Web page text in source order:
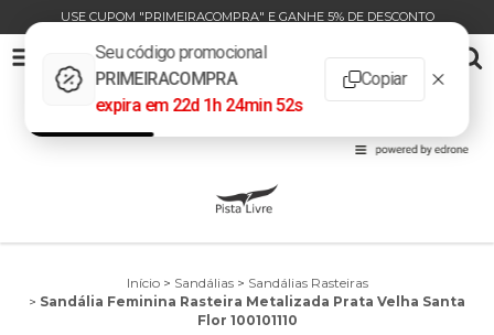
USE CUPOM "PRIMEIRACOMPRA" E GANHE 5% DE DESCONTO
SANDÁLIA FEMININA RASTEIRA METALIZADA PRATA VELHA SANTA FLOR 100101110
INÍCIO
Início > Sandálias > Sandálias Rasteiras
> Sandália Feminina Rasteira Metalizada Prata Velha Santa
Flor 100101110